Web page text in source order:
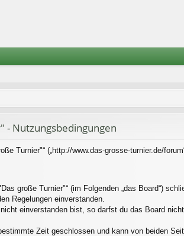
- Nutzungsbedingungen
Turnier"“ („http://www.das-grosse-turnier.de/
große Turnier"“ (im Folgenden „das Board“)
Regelungen einverstanden.
einverstanden bist, so darfst du das Board
Zeit geschlossen und kann von beiden